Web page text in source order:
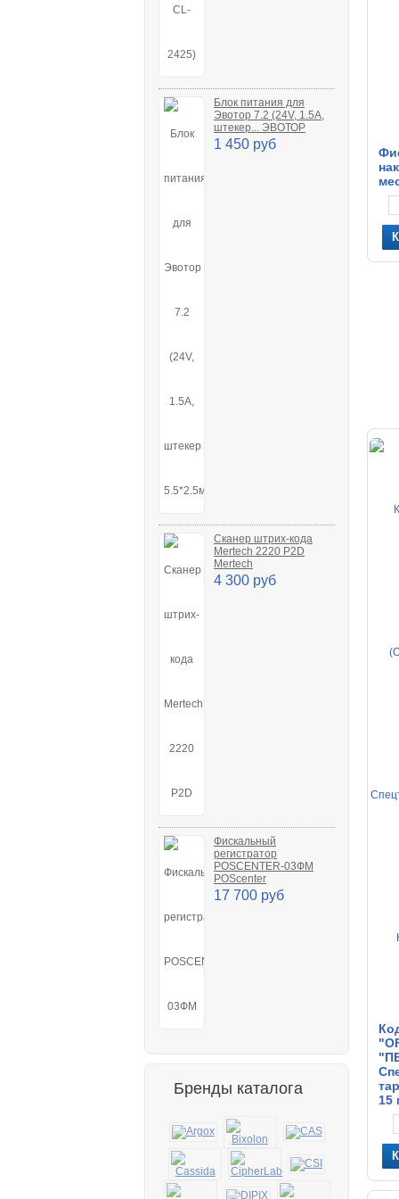
Блок питания для
Эвотор 7.2 (24V, 1.5A,
штекер... ЭВОТОР
1 450 руб
Сканер штрих-кода
Mertech 2220 P2D
Mertech
4 300 руб
Фискальный
регистратор
POSCENTER-03ФМ
POScenter
17 700 руб
Бренды каталога
15